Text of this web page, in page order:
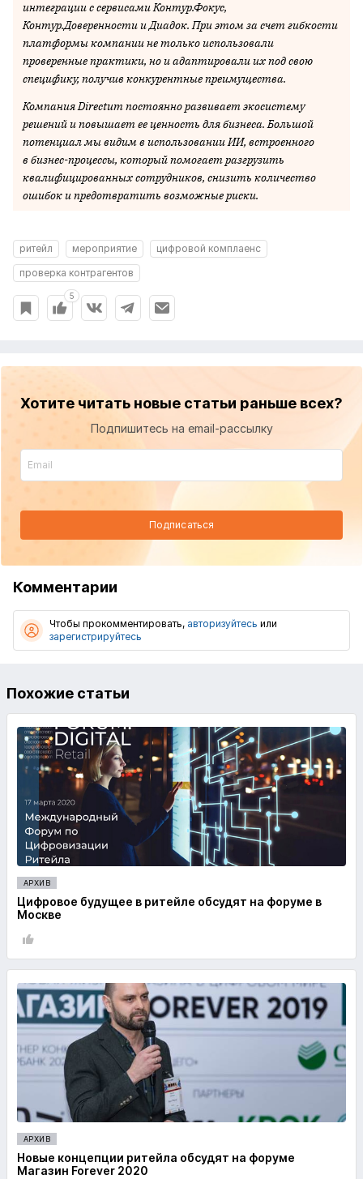
интеграции с сервисами Контур.Фокус,
Контур.Доверенности и Диадок. При этом за счет гибкости
платформы компании не только использовали
проверенные практики, но и адаптировали их под свою
специфику, получив конкурентные преимущества.
Компания Directum постоянно развивает экосистему
решений и повышает ее ценность для бизнеса. Большой
потенциал мы видим в использовании ИИ, встроенного
в бизнес-процессы, который помогает разгрузить
квалифицированных сотрудников, снизить количество
ошибок и предотвратить возможные риски.
ритейл мероприятие
цифровой комплаенс
проверка контрагентов
5
Хотите читать новые статьи раньше всех?
Подпишитесь на email-рассылку
Подписаться
Комментарии
Чтобы прокомментировать, авторизуйтесь или
зарегистрируйтесь
Похожие статьи
АРХИВ
Цифровое будущее в ритейле обсудят на форуме в
Москве
АРХИВ
Новые концепции ритейла обсудят на форуме
Магазин Forever 2020